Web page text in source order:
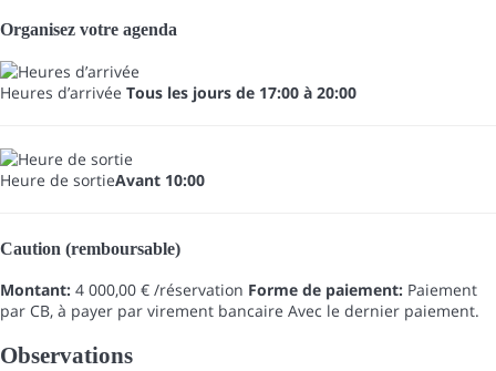
Organisez votre agenda
Heures d’arrivée Tous les jours de 17:00 à 20:00
Heure de sortieAvant 10:00
Caution (remboursable)
Montant: 4 000,00 € /réservation Forme de paiement: Paiement
par CB, à payer par virement bancaire Avec le dernier paiement.
Observations